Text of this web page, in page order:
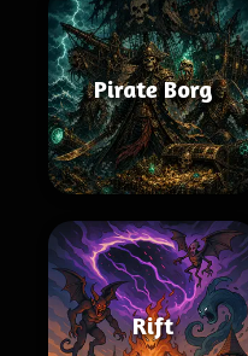
Pirate Borg
Rift